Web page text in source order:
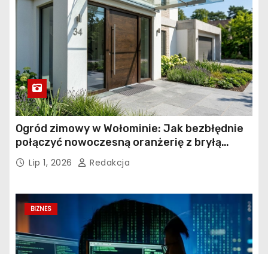
Ogród zimowy w Wołominie: Jak bezbłędnie
połączyć nowoczesną oranżerię z bryłą
istniejącego budynku?
Lip 1, 2026 Redakcja
BIZNES